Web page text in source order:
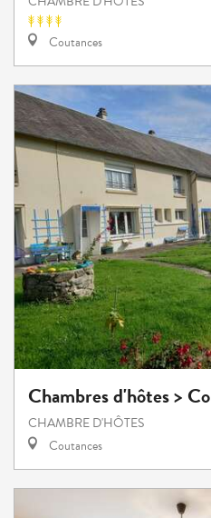
Coutances
Chambres d'hôtes >
CHAMBRE D'HÔTES
Coutances